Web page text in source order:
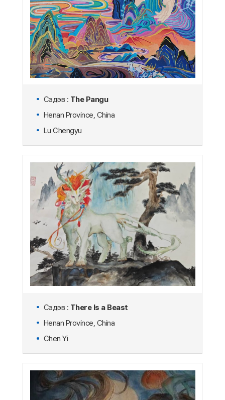
Сэдэв : The Pangu
Henan Province, China
Lu Chengyu
Сэдэв : There Is a Beast
Henan Province, China
Chen Yi